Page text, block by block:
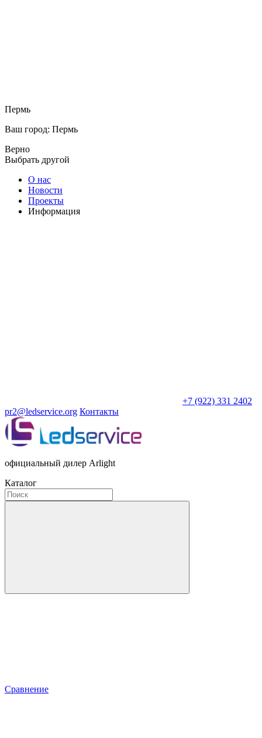
Пермь
Ваш город: Пермь
Верно
Выбрать другой
О нас
Новости
Проекты
Информация
+7 (922) 331 2402
pr2@ledservice.org Контакты
официальный дилер Arlight
Каталог
Сравнение